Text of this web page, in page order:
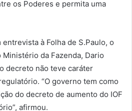
os Poderes e permita uma
entrevista à Folha de S.Paulo, o
da Fazenda, Dario
decreto não teve caráter
“O governo tem como
do decreto de aumento do IOF
afirmou.